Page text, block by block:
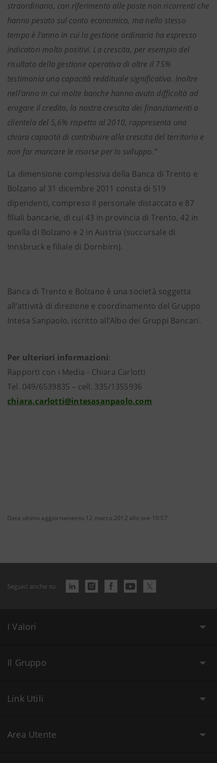
straordinario, con riferimento alle poste non ricorrenti che
hanno pesato sul conto economico, ma nello stesso
tempo è l'anno in cui la gestione ordinaria ha espresso
indicatori molto positivi. La crescita, per esempio del
risultato della gestione operativa di oltre il 75%
testimonia una capacità reddituale significativa. Inoltre
nell'anno in cui molte banche hanno avuto difficoltà ad
erogare il credito, la nostra crescita dei finanziamenti a
clientela del 5,6% rispetto al 2010, rappresenta una
chiara capacità di contribuire alla crescita del territorio e
non far mancare le risorse per lo sviluppo.”
La dimensione complessiva della Banca di Trento e
Bolzano al 31 dicembre 2011 consta di 519
dipendenti, compreso il personale distaccato e 87
filiali bancarie, di cui 43 in provincia di Trento, 42 in
quella di Bolzano e 2 in Austria (succursale di
Innsbruck e filiale di Dornbirn).
Banca di Trento e Bolzano è una società soggetta
all’attività di direzione e coordinamento del Gruppo
Intesa Sanpaolo, iscritto all’Albo dei Gruppi Bancari.
Per ulteriori informazioni:
Rapporti con i Media - Chiara Carlotti
Tel. 049/6539835 – cell. 335/1355936
chiara.carlotti@intesasanpaolo.com
Data ultimo aggiornamento 12 marzo 2012 alle ore 10:57
Seguici anche su
I Valori
Il Gruppo
Link Utili
Area Utente